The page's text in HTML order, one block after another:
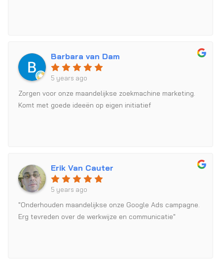
Barbara van Dam
5 years ago
Zorgen voor onze maandelijkse zoekmachine marketing.
Komt met goede ideeën op eigen initiatief
Erik Van Cauter
5 years ago
"Onderhouden maandelijkse onze Google Ads campagne.
Erg tevreden over de werkwijze en communicatie"